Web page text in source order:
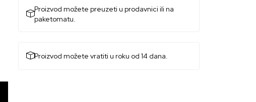
Proizvod možete preuzeti u prodavnici ili na
paketomatu.
Proizvod možete vratiti u roku od 14 dana.